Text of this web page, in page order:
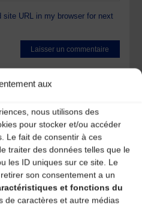
aux
nous utilisons des
pour stocker et/ou accéder
Le fait de consentir à ces
traiter des données telles que le
les ID uniques sur ce site. Le
son consentement a un
et fonctions du
de caractères et autre médias
site URL in my browser for next
les indésirables.En
les données de vos
: